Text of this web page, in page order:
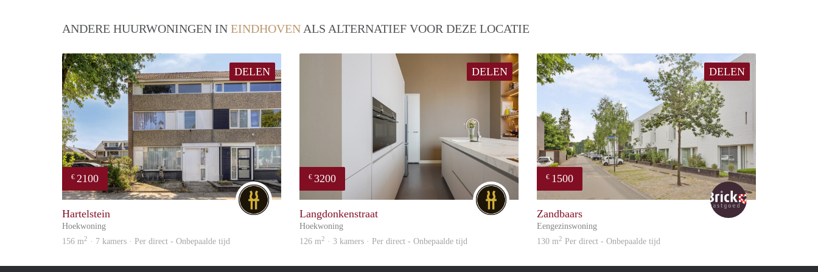
ANDERE HUURWONINGEN IN EINDHOVEN ALS ALTERNATIEF VOOR DEZE LOCATIE
DELEN
€ 2100
DG
Hartelstein
Hoekwoning
156 m2 · 7 kamers · Per direct - Onbepaalde tijd
DELEN
€ 3200
Langdonkenstraat
Hoekwoning
126 m2 · 3 kamers · Per direct - Onbepaalde tijd
DELEN
€ 1500
Brick
Zandbaars
Eengezinswoning
130 m2 Per direct - Onbepaalde tijd